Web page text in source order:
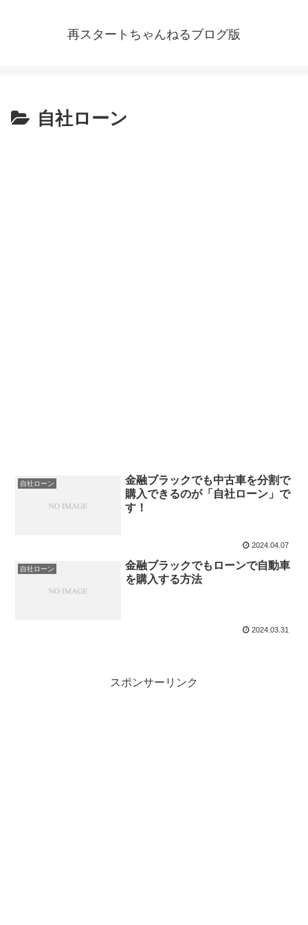
再スタートちゃんねるブログ版
自社ローン
自社ローン
金融ブラックでも中古車を分割で
購入できるのが「自社ローン」で
す！
2024.04.07
自社ローン
金融ブラックでもローンで自動車
を購入する方法
2024.03.31
スポンサーリンク